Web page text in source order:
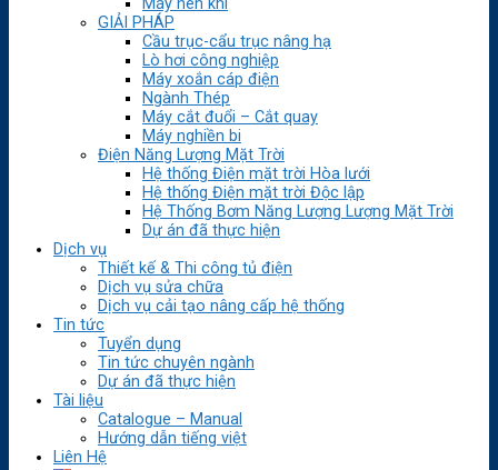
Máy nén khí
GIẢI PHÁP
Cầu trục-cẩu trục nâng hạ
Lò hơi công nghiệp
Máy xoắn cáp điện
Ngành Thép
Máy cắt đuổi – Cắt quay
Máy nghiền bi
Điện Năng Lượng Mặt Trời
Hệ thống Điện mặt trời Hòa lưới
Hệ thống Điện mặt trời Độc lập
Hệ Thống Bơm Năng Lượng Lượng Mặt Trời
Dự án đã thực hiện
Dịch vụ
Thiết kế & Thi công tủ điện
Dịch vụ sửa chữa
Dịch vụ cải tạo nâng cấp hệ thống
Tin tức
Tuyển dụng
Tin tức chuyên ngành
Dự án đã thực hiện
Tài liệu
Catalogue – Manual
Hướng dẫn tiếng việt
Liên Hệ